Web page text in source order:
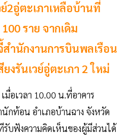
2อู่ตะเภาเหลือบ้านที่
ราย จากเดิม
สำนักงานการบินพลเรือน
งรันเวย์อู่ตะเภา 2 ใหม่
มื่อเวลา 10.00 น.ที่อาคาร
กท้อน อำเภอบ้านฉาง จังหวัด
รับฟังความคิดเห็นของผู้มีส่วนได้